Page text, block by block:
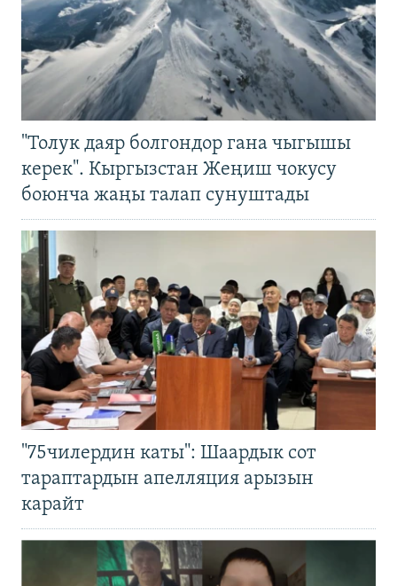
"Толук даяр болгондор гана чыгышы
керек". Кыргызстан Жеңиш чокусу
боюнча жаңы талап сунуштады
"75чилердин каты": Шаардык сот
тараптардын апелляция арызын
карайт